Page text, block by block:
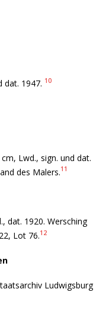
dat. 1947. 10
Lwd., sign. und dat.
des Malers.11
dat. 1920. Wersching
Lot 76.12
Ludwigsburg